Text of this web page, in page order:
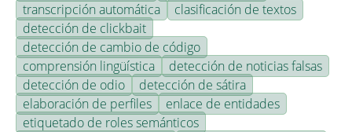
transcripción automática
clasificación de textos
detección de clickbait
detección de cambio de código
comprensión lingüística
detección de noticias falsas
detección de odio
detección de sátira
elaboración de perfiles
enlace de entidades
etiquetado de roles semánticos